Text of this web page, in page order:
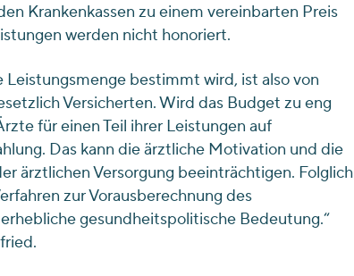
Krankenkassen zu einem vereinbarten Preis
werden nicht honoriert.
Leistungsmenge bestimmt wird, ist also von
Versicherten. Wird das Budget zu eng
für einen Teil ihrer Leistungen auf
Das kann die ärztliche Motivation und die
ärztlichen Versorgung beeinträchtigen. Folglich
zur Vorausberechnung des
gesundheitspolitische Bedeutung.“